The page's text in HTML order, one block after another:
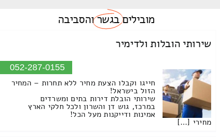
מוביליםבגשרוהסביבה
שירותי הובלות ולדימיר
052-287-0155
חייגו וקבלו הצעת מחיר ללא תחרות – המחיר
הזול בישראל!
שירותי הובלת דירות בתים ומשרדים
במרכז, גוש דן והשרון ולכל חלקי הארץ
אמינות ודייקנות מעל הכל!
מחירי […]